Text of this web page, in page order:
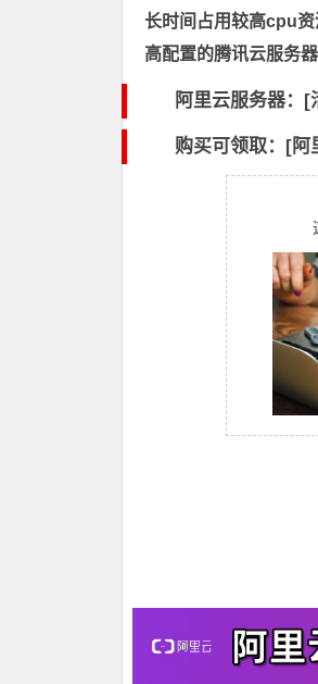
长时间占用较高cpu
高配置的腾讯云服务器
阿里云服务器：[
购买可领取：[阿